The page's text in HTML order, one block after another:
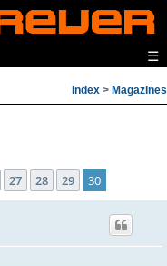
☰
Index > Magazines
27 28 29 30